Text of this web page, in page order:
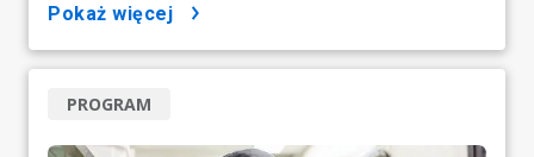
pokaż więcej
PROGRAM